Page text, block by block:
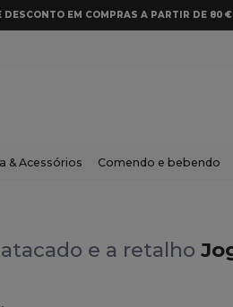
EM COMPRAS A PARTIR DE 80
& Acessórios Comendo e bebendo
e a retalho